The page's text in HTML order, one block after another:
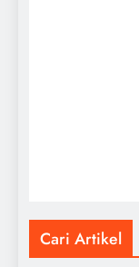
Cari Artikel